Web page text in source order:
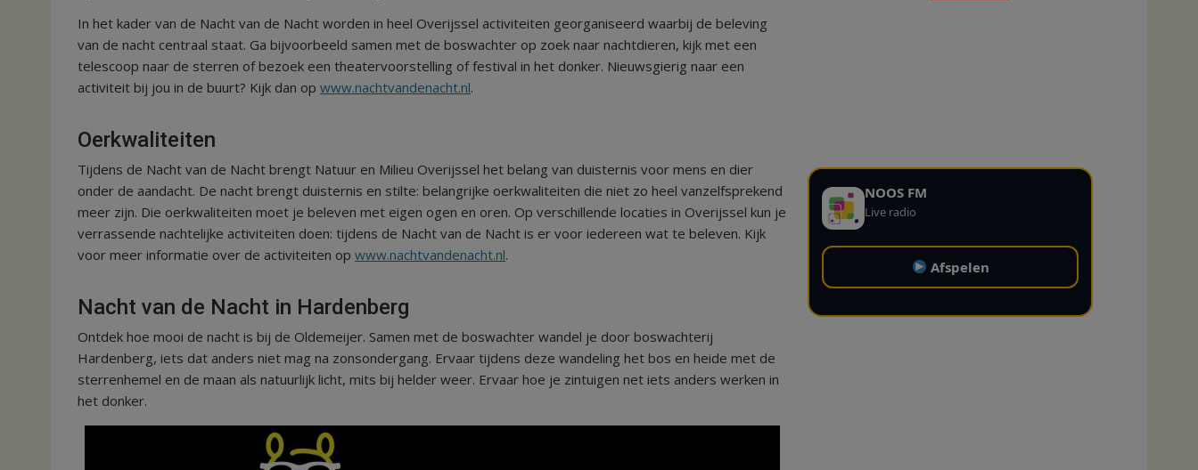
In het kader van de Nacht van de Nacht worden in heel Overijssel activiteiten georganiseerd waarbij de beleving
van de nacht centraal staat. Ga bijvoorbeeld samen met de boswachter op zoek naar nachtdieren, kijk met een
telescoop naar de sterren of bezoek een theatervoorstelling of festival in het donker. Nieuwsgierig naar een
activiteit bij jou in de buurt? Kijk dan op www.nachtvandenacht.nl.
Oerkwaliteiten
Tijdens de Nacht van de Nacht brengt Natuur en Milieu Overijssel het belang van duisternis voor mens en dier
onder de aandacht. De nacht brengt duisternis en stilte: belangrijke oerkwaliteiten die niet zo heel vanzelfsprekend
meer zijn. Die oerkwaliteiten moet je beleven met eigen ogen en oren. Op verschillende locaties in Overijssel kun je
verrassende nachtelijke activiteiten doen: tijdens de Nacht van de Nacht is er voor iedereen wat te beleven. Kijk
voor meer informatie over de activiteiten op www.nachtvandenacht.nl.
Nacht van de Nacht in Hardenberg
Ontdek hoe mooi de nacht is bij de Oldemeijer. Samen met de boswachter wandel je door boswachterij
Hardenberg, iets dat anders niet mag na zonsondergang. Ervaar tijdens deze wandeling het bos en heide met de
sterrenhemel en de maan als natuurlijk licht, mits bij helder weer. Ervaar hoe je zintuigen net iets anders werken in
het donker.
NOOS FM
Live radio
Afspelen